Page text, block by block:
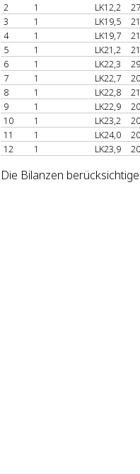
2
1 LK12,2
3
1 LK19,5
4
1 LK19,7
5
1 LK21,2
6
1 LK22,3
7
1 LK22,7
8
1 LK22,8
9
1 LK22,9
10
1 LK23,2
11
1 LK24,0
12
1 LK23,9
Die Bilanzen